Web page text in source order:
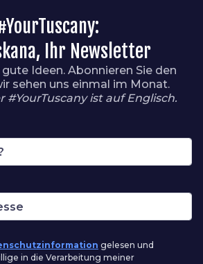
Ihr Newsletter
gute Ideen. Abonnieren Sie den
sehen uns einmal im Monat.
#YourTuscany ist auf Englisch.
gelesen und
in die Verarbeitung meiner